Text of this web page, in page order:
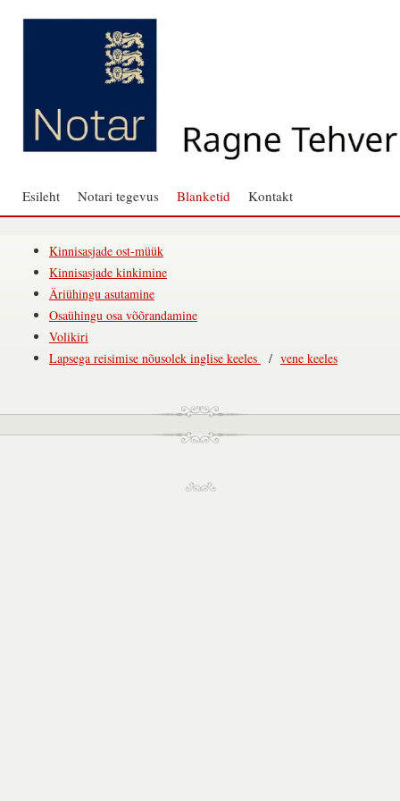
Esileht Notari tegevus Blanketid Kontakt
Kinnisasjade ost-müük
Kinnisasjade kinkimine
Äriühingu asutamine
Osaühingu osa võõrandamine
Volikiri
Lapsega reisimise nõusolek inglise keeles
/ vene keeles